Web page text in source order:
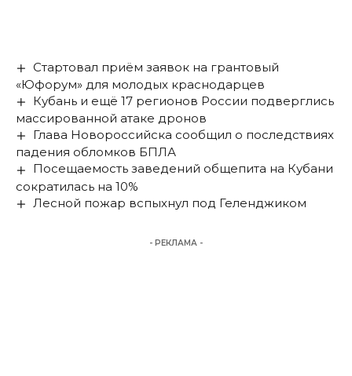
Стартовал приём заявок на грантовый
«Юфорум» для молодых краснодарцев
Кубань и ещё 17 регионов России подверглись
массированной атаке дронов
Глава Новороссийска сообщил о последствиях
падения обломков БПЛА
Посещаемость заведений общепита на Кубани
сократилась на 10%
Лесной пожар вспыхнул под Геленджиком
- РЕКЛАМА -